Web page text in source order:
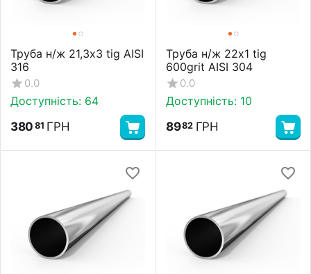
Труба н/ж 21,3х3 tig AISI
316
0.0
Доступність: 64
380 81 ГРН
Труба н/ж 22х1 tig
600grit AISI 304
0.0
Доступність: 10
8982 ГРН